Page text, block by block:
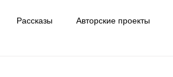
Рассказы Авторские проекты